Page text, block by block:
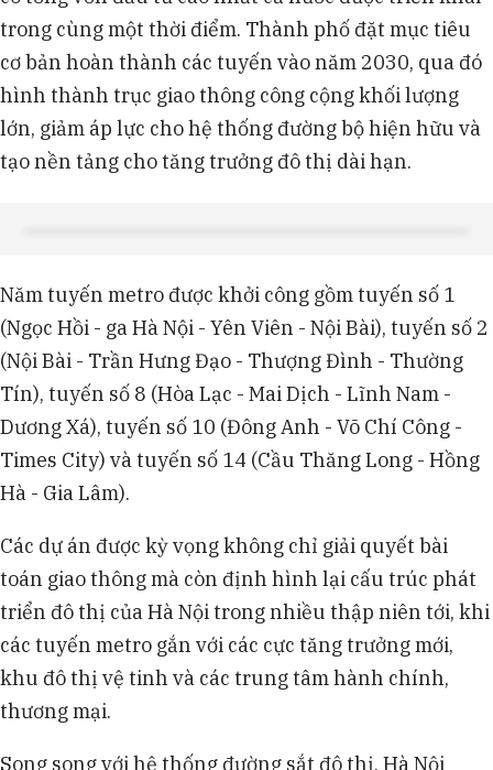
trong cùng một thời điểm. Thành phố đặt mục tiêu
cơ bản hoàn thành các tuyến vào năm 2030, qua đó
hình thành trục giao thông công cộng khối lượng
lớn, giảm áp lực cho hệ thống đường bộ hiện hữu và
tạo nền tảng cho tăng trưởng đô thị dài hạn.
Năm tuyến metro được khởi công gồm tuyến số 1
(Ngọc Hồi - ga Hà Nội - Yên Viên - Nội Bài), tuyến số 2
(Nội Bài - Trần Hưng Đạo - Thượng Đình - Thường
Tín), tuyến số 8 (Hòa Lạc - Mai Dịch - Lĩnh Nam -
Dương Xá), tuyến số 10 (Đông Anh - Võ Chí Công -
Times City) và tuyến số 14 (Cầu Thăng Long - Hồng
Hà - Gia Lâm).
Các dự án được kỳ vọng không chỉ giải quyết bài
toán giao thông mà còn định hình lại cấu trúc phát
triển đô thị của Hà Nội trong nhiều thập niên tới, khi
các tuyến metro gắn với các cực tăng trưởng mới,
khu đô thị vệ tinh và các trung tâm hành chính,
thương mại.
Song song với hệ thống đường sắt đô thị, Hà Nội